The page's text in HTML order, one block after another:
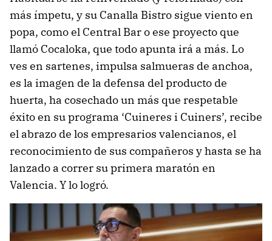
más ímpetu, y su Canalla Bistro sigue viento en
popa, como el Central Bar o ese proyecto que
llamó Cocaloka, que todo apunta irá a más. Lo
ves en sartenes, impulsa salmueras de anchoa,
es la imagen de la defensa del producto de
huerta, ha cosechado un más que respetable
éxito en su programa ‘Cuineres i Cuiners’, recibe
el abrazo de los empresarios valencianos, el
reconocimiento de sus compañeros y hasta se ha
lanzado a correr su primera maratón en
Valencia. Y lo logró.